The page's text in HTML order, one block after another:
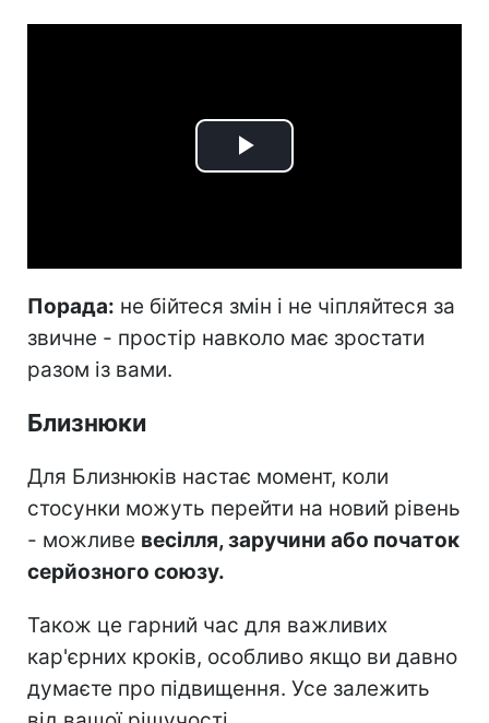
Play
Порада: не бійтеся змін і не чіпляйтеся за
звичне - простір навколо має зростати
разом із вами.
Близнюки
Для Близнюків настає момент, коли
стосунки можуть перейти на новий рівень
- можливе весілля, заручини або початок
серйозного союзу.
Також це гарний час для важливих
кар'єрних кроків, особливо якщо ви давно
думаєте про підвищення. Усе залежить